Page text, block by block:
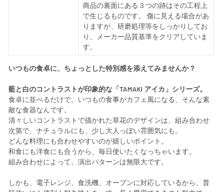
商品の裏面にある３つの跡はその工程上
で生じるものです。 傷に見える場合があ
りますが、研磨処理等をしっかりしてお
り、メーカー品質基準をクリアしていま
す。
いつもの食卓に、ちょっとした特別感を添えてみませんか？
藍と白のコントラストが印象的な「TAMAKI アイカ」シリーズ。
食卓に並べるだけで、いつもの食事がカフェ風になる、そんな素
敵な食器なんです。
清々しいコントラストで描かれた草花のデザインは、組み合わせ
次第で、ナチュラルにも、少し大人っぽい雰囲気にも。
どんな料理にも合わせやすいのが嬉しいポイント。
和食にも洋食にも合うから、毎日使いたくなっちゃいます。
組み合わせによって、演出パターンは無限大です。
しかも、電子レンジ、食洗機、オーブンに対応しているから、普